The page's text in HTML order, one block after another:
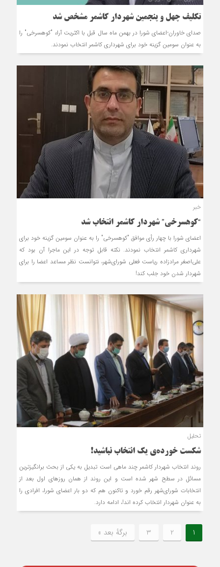
تکلیف چهل و پنجمین شهردار کاشمر مشخص شد
صدای خاوران-اعضای شورا در بهمن ماه سال قبل با اکثریت آراء "کوهسرخی" را
به عنوان سومین گزینه خود برای شهرداری کاشمر انتخاب نمودند.
خبر
“کوهسرخی” شهردار کاشمر انتخاب شد
اعضای شورا با چهار رأی موافق "کوهسرخی" را به عنوان سومین گزینه خود برای
شهرداری کاشمر انتخاب نمودند. نکته قابل توجه در این ماجرا آن بود که
علی‌اصغر مرادزاده ریاست فعلی شورای‌شهر، نتوانست نظر مساعد اعضا را برای
شهردار شدن خود جلب کند!
تحلیل
شکست خورده‌ی یک انتخاب نباشید!
روند انتخاب شهردار کاشمر چند ماهی است تبدیل به یکی از بحث برانگیزترین
مسائل در سطح شهر شده است و این روند از همان روزهای اول بعد از
انتخابات شورای‌شهر رقم خورد و تاکنون هم که دو بار اعضای شورا، افرادی را
به عنوان شهردار انتخاب کرده اند!، ادامه دارد.
1
2
3 برگهٔ بعد »